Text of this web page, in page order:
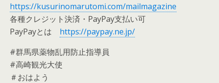
https://kusurinomarutomi.com/mailmagazine
各種クレジット決済・PayPay支払い可
PayPayとは https://paypay.ne.jp/
#群馬県薬物乱用防止指導員
#高崎観光大使
＃おはよう